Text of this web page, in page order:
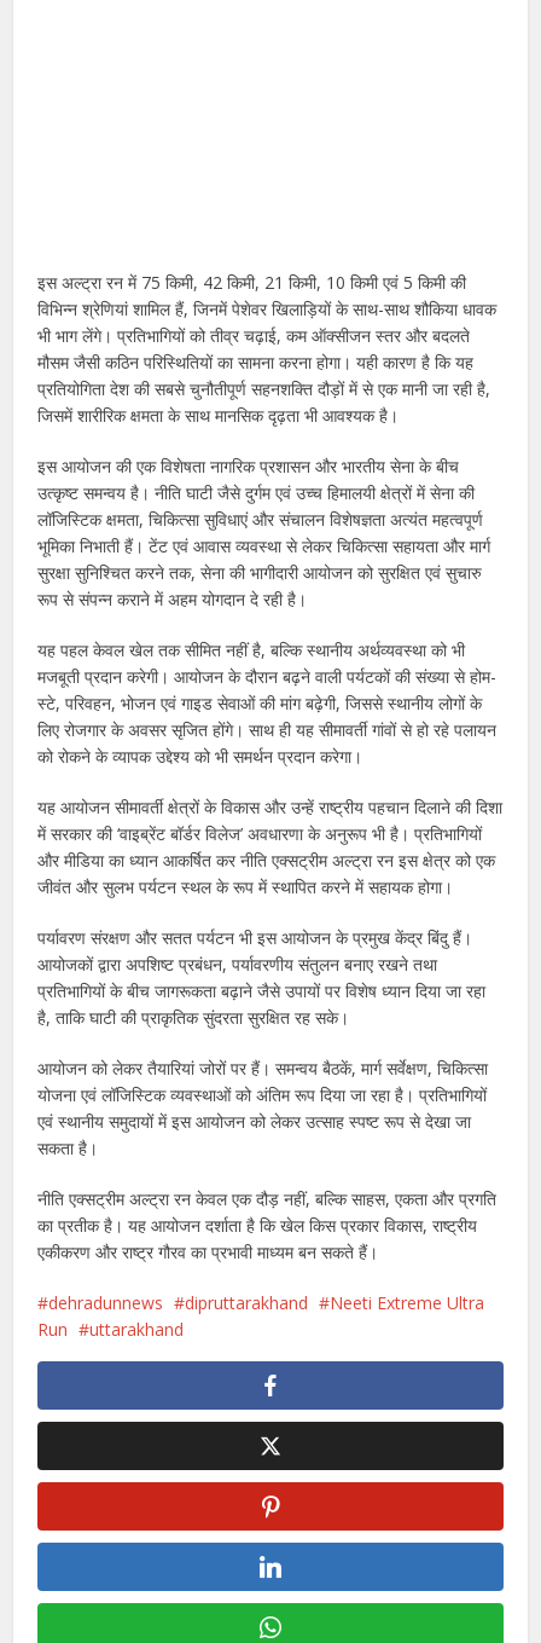
इस अल्ट्रा रन में 75 किमी, 42 किमी, 21 किमी, 10 किमी एवं 5 किमी की
विभिन्न श्रेणियां शामिल हैं, जिनमें पेशेवर खिलाड़ियों के साथ-साथ शौकिया धावक
भी भाग लेंगे। प्रतिभागियों को तीव्र चढ़ाई, कम ऑक्सीजन स्तर और बदलते
मौसम जैसी कठिन परिस्थितियों का सामना करना होगा। यही कारण है कि यह
प्रतियोगिता देश की सबसे चुनौतीपूर्ण सहनशक्ति दौड़ों में से एक मानी जा रही है,
जिसमें शारीरिक क्षमता के साथ मानसिक दृढ़ता भी आवश्यक है।
इस आयोजन की एक विशेषता नागरिक प्रशासन और भारतीय सेना के बीच
उत्कृष्ट समन्वय है। नीति घाटी जैसे दुर्गम एवं उच्च हिमालयी क्षेत्रों में सेना की
लॉजिस्टिक क्षमता, चिकित्सा सुविधाएं और संचालन विशेषज्ञता अत्यंत महत्वपूर्ण
भूमिका निभाती हैं। टेंट एवं आवास व्यवस्था से लेकर चिकित्सा सहायता और मार्ग
सुरक्षा सुनिश्चित करने तक, सेना की भागीदारी आयोजन को सुरक्षित एवं सुचारु
रूप से संपन्न कराने में अहम योगदान दे रही है।
यह पहल केवल खेल तक सीमित नहीं है, बल्कि स्थानीय अर्थव्यवस्था को भी
मजबूती प्रदान करेगी। आयोजन के दौरान बढ़ने वाली पर्यटकों की संख्या से होम-
स्टे, परिवहन, भोजन एवं गाइड सेवाओं की मांग बढ़ेगी, जिससे स्थानीय लोगों के
लिए रोजगार के अवसर सृजित होंगे। साथ ही यह सीमावर्ती गांवों से हो रहे पलायन
को रोकने के व्यापक उद्देश्य को भी समर्थन प्रदान करेगा।
यह आयोजन सीमावर्ती क्षेत्रों के विकास और उन्हें राष्ट्रीय पहचान दिलाने की दिशा
में सरकार की ‘वाइब्रेंट बॉर्डर विलेज’ अवधारणा के अनुरूप भी है। प्रतिभागियों
और मीडिया का ध्यान आकर्षित कर नीति एक्सट्रीम अल्ट्रा रन इस क्षेत्र को एक
जीवंत और सुलभ पर्यटन स्थल के रूप में स्थापित करने में सहायक होगा।
पर्यावरण संरक्षण और सतत पर्यटन भी इस आयोजन के प्रमुख केंद्र बिंदु हैं।
आयोजकों द्वारा अपशिष्ट प्रबंधन, पर्यावरणीय संतुलन बनाए रखने तथा
प्रतिभागियों के बीच जागरूकता बढ़ाने जैसे उपायों पर विशेष ध्यान दिया जा रहा
है, ताकि घाटी की प्राकृतिक सुंदरता सुरक्षित रह सके।
आयोजन को लेकर तैयारियां जोरों पर हैं। समन्वय बैठकें, मार्ग सर्वेक्षण, चिकित्सा
योजना एवं लॉजिस्टिक व्यवस्थाओं को अंतिम रूप दिया जा रहा है। प्रतिभागियों
एवं स्थानीय समुदायों में इस आयोजन को लेकर उत्साह स्पष्ट रूप से देखा जा
सकता है।
नीति एक्सट्रीम अल्ट्रा रन केवल एक दौड़ नहीं, बल्कि साहस, एकता और प्रगति
का प्रतीक है। यह आयोजन दर्शाता है कि खेल किस प्रकार विकास, राष्ट्रीय
एकीकरण और राष्ट्र गौरव का प्रभावी माध्यम बन सकते हैं।
dehradunnews dipruttarakhand
Neeti Extreme Ultra
Run
uttarakhand